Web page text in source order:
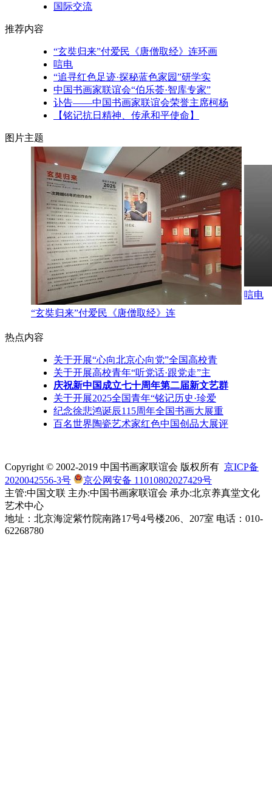
国际交流
推荐内容
“玄奘归来”付爱民《唐僧取经》连环画
唁电
“追寻红色足迹·探秘蓝色家园”研学实
中国书画家联谊会“伯乐荟·智库专家”
讣告——中国书画家联谊会荣誉主席柯杨
【铭记抗日精神、传承和平使命】
图片主题
“玄奘归来”付爱民《唐僧取经》连
唁电
热点内容
关于开展“心向北京心向党”全国高校青
关于开展高校青年“听党话·跟党走”主
庆祝新中国成立七十周年第二届新文艺群
关于开展2025全国青年“铭记历史·珍爱
纪念徐悲鸿诞辰115周年全国书画大展重
百名世界陶瓷艺术家红色中国创品大展评
Copyright © 2002-2019 中国书画家联谊会 版权所有 京ICP备
2020042556-3号
京公网安备 11010802027429号
主管:中国文联 主办:中国书画家联谊会 承办:北京养真堂文化
艺术中心
地址：北京海淀紫竹院南路17号4号楼206、207室 电话：010-
62268780